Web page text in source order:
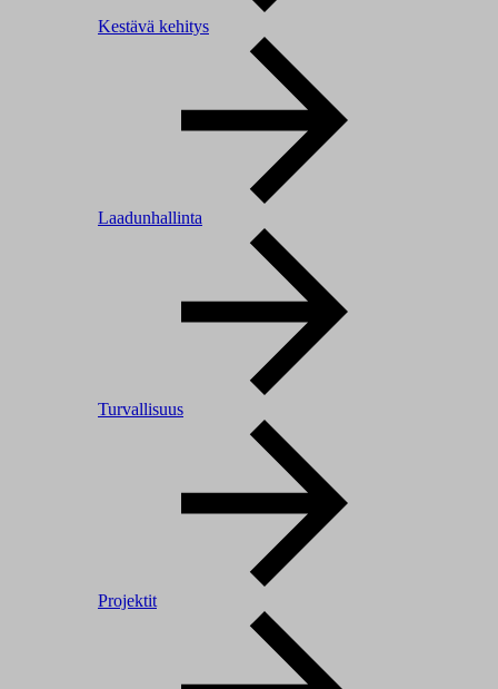
Kestävä kehitys
Laadunhallinta
Turvallisuus
Projektit